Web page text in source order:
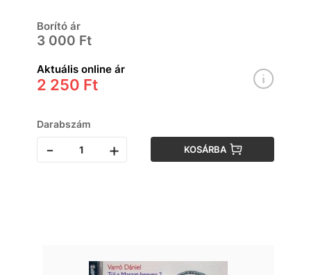
Borító ár
3 000 Ft
Aktuális online ár
2 250 Ft
Darabszám
- + KOSÁRBA